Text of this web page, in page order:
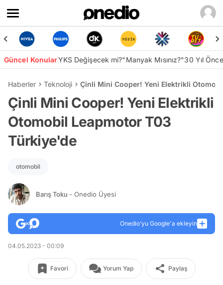
Güncel KonularYKS Değişecek mi?"Manyak Mısınız?"30 Yıl
Haberler Teknoloji Çinli Mini Cooper! Yeni Elektrikli
Çinli Mini Cooper! Yeni Elektrikli
Otomobil Leapmotor T03
Türkiye'de
otomobil
Barış Toku - Onedio Üyesi
Onedio’yu Google'a ekleyin
04.05.2023 - 00:09
Favori Yorum Yap Paylaş